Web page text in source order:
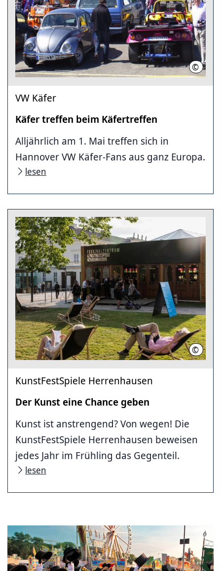
©
VW Käfer
Käfer treffen beim Käfertreffen
Alljährlich am 1. Mai treffen sich in
Hannover VW Käfer-Fans aus ganz Europa.
lesen
©
KunstFestSpiele Herrenhausen
Der Kunst eine Chance geben
Kunst ist anstrengend? Von wegen! Die
KunstFestSpiele Herrenhausen beweisen
jedes Jahr im Frühling das Gegenteil.
lesen